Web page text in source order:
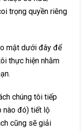
trọng quyền riêng
mật dưới đây để
thực hiện nhằm
chúng tôi tiếp
nào đó) tiết lộ
cũng sẽ giải